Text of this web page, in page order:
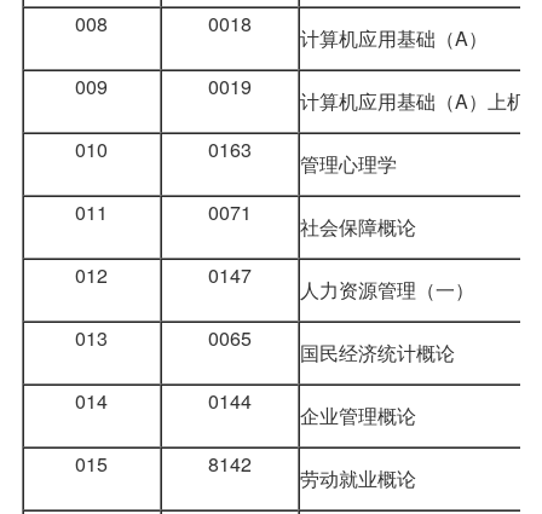
008
0018
计算机应用基础 （A）
009
0019
计算机应用基础（A）上机
010
0163
管理心理学
011
0071
社会保障概论
012
0147
人力资源管理（一）
013
0065
国民经济统计概论
014
0144
企业管理概论
015
8142
劳动就业概论